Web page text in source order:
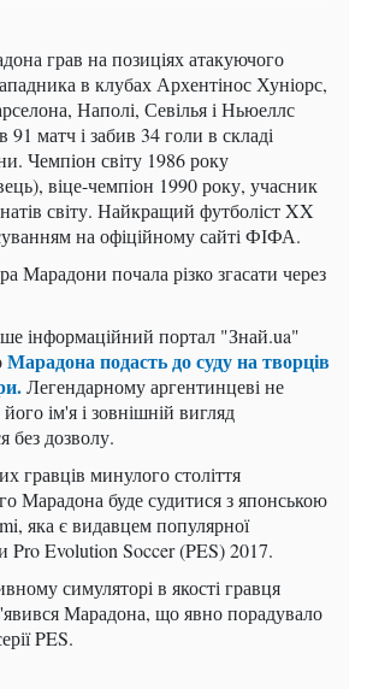
грав на позиціях атакуючого
в клубах Архентінос Хуніорс,
Наполі, Севілья і Ньюеллс
матч і забив 34 голи в складі
Чемпіон світу 1986 року
віце-чемпіон 1990 року, учасник
світу. Найкращий футболіст XX
на офіційному сайті ФІФА.
Марадони почала різко згасати через
інформаційний портал "Знай.ua"
Марадона подасть до суду на творців
Легендарному аргентинцеві не
ім'я і зовнішній вигляд
без дозволу.
гравців минулого століття
Марадона буде судитися з японською
яка є видавцем популярної
Pro Evolution Soccer (PES) 2017.
симуляторі в якості гравця
Марадона, що явно порадувало
PES.